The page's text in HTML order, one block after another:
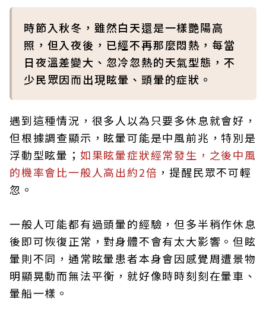
時節入秋冬，雖然白天還是一樣艷陽高
照，但入夜後，已經不再那麼悶熱，每當
日夜溫差變大、忽冷忽熱的天氣型態，不
少民眾因而出現眩暈、頭暈的症狀。
遇到這種情況，很多人以為只要多休息就會好，
但根據調查顯示，眩暈可能是中風前兆，特別是
浮動型眩暈； 如果眩暈症狀經常發生，之後中風
的機率會比一般人高出約2倍 ，提醒民眾不可輕
忽。
一般人可能都有過頭暈的經驗，但多半稍作休息
後即可恢復正常，對身體不會有太大影響。但眩
暈則不同，通常眩暈患者本身會因感覺周遭景物
明顯晃動而無法平衡，就好像時時刻刻在暈車、
暈船一樣。